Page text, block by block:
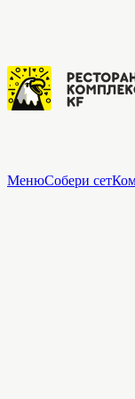
МенюСобери сет